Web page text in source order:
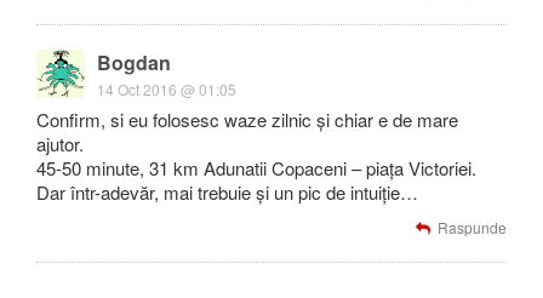
Bogdan
14 Oct 2016 @ 01:05
Confirm, si eu folosesc waze zilnic și chiar e de mare
ajutor.
45-50 minute, 31 km Adunatii Copaceni – piața Victoriei.
Dar într-adevăr, mai trebuie și un pic de intuiție…
Raspunde